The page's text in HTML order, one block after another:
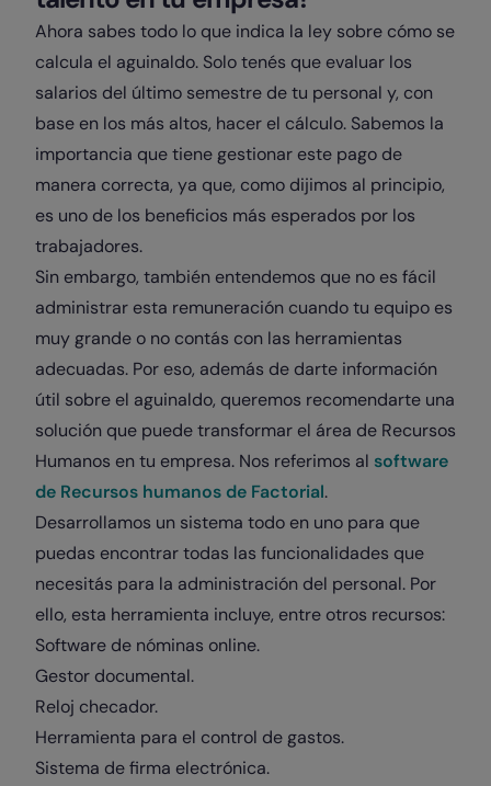
Ahora sabes todo lo que indica la ley sobre cómo se
calcula el aguinaldo. Solo tenés que evaluar los
salarios del último semestre de tu personal y, con
base en los más altos, hacer el cálculo. Sabemos la
importancia que tiene gestionar este pago de
manera correcta, ya que, como dijimos al principio,
es uno de los beneficios más esperados por los
trabajadores.
Sin embargo, también entendemos que no es fácil
administrar esta remuneración cuando tu equipo es
muy grande o no contás con las herramientas
adecuadas. Por eso, además de darte información
útil sobre el aguinaldo, queremos recomendarte una
solución que puede transformar el área de Recursos
Humanos en tu empresa. Nos referimos al software
de Recursos humanos de Factorial.
Desarrollamos un sistema todo en uno para que
puedas encontrar todas las funcionalidades que
necesitás para la administración del personal. Por
ello, esta herramienta incluye, entre otros recursos:
Software de nóminas online.
Gestor documental.
Reloj checador.
Herramienta para el control de gastos.
Sistema de firma electrónica.